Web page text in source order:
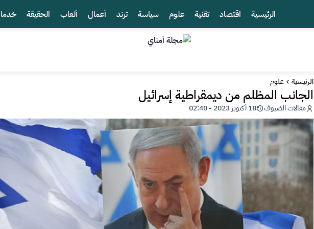
الرئيسية اقتصاد تقنية علوم سياسة ترند أعمال ألعاب الحقيقة
الرئيسية علوم
الجانب المظلم من ديمقراطية إسرائيل
مقالات الضيوف 18 أكتوبر 2023 - 02:40